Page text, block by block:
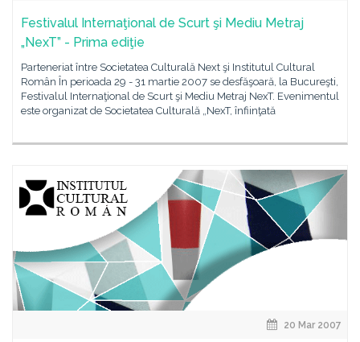
Festivalul Internaţional de Scurt şi Mediu Metraj
„NexT” - Prima ediţie
Parteneriat între Societatea Culturală Next şi Institutul Cultural
Român În perioada 29 - 31 martie 2007 se desfăşoară, la Bucureşti,
Festivalul Internaţional de Scurt şi Mediu Metraj NexT. Evenimentul
este organizat de Societatea Culturală „NexT, înfiinţată
20 Mar 2007